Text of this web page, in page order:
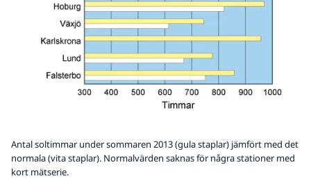
Antal soltimmar under sommaren 2013 (gula staplar) jämfört med det
normala (vita staplar). Normalvärden saknas för några stationer med
kort mätserie.